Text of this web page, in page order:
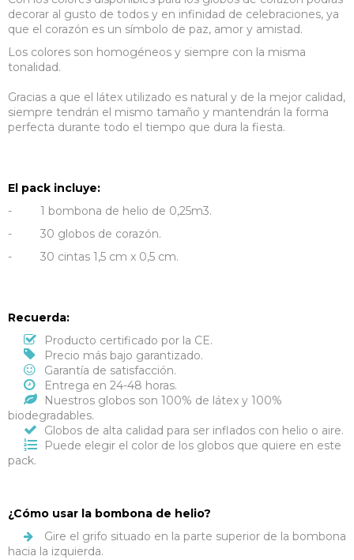
decorar al gusto de todos y en infinidad de celebraciones, ya
que el corazón es un símbolo de paz, amor y amistad.
Los colores son homogéneos y siempre con la misma
tonalidad.
Gracias a que el látex utilizado es natural y de la mejor calidad,
siempre tendrán el mismo tamaño y mantendrán la forma
perfecta durante todo el tiempo que dura la fiesta.
El pack incluye:
- 1 bombona de helio de 0,25m3.
- 30 globos de corazón.
- 30 cintas 1,5 cm x 0,5 cm.
Recuerda:
Producto certificado por la CE.
Precio más bajo garantizado.
Garantía de satisfacción.
Entrega en 24-48 horas.
Nuestros globos son 100% de látex y 100%
biodegradables.
Globos de alta calidad para ser inflados con helio o aire.
Puede elegir el color de los globos que quiere en este
pack.
¿Cómo usar la bombona de helio?
Gire el grifo situado en la parte superior de la bombona
hacia la izquierda.